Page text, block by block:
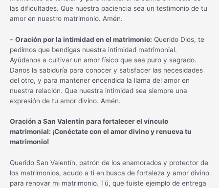
las dificultades. Que nuestra paciencia sea un testimonio de tu
amor en nuestro matrimonio. Amén.
– Oración por la intimidad en el matrimonio: Querido Dios, te
pedimos que bendigas nuestra intimidad matrimonial.
Ayúdanos a cultivar un amor físico que sea puro y sagrado.
Danos la sabiduría para conocer y satisfacer las necesidades
del otro, y para mantener encendida la llama del amor en
nuestra relación. Que nuestra intimidad sea siempre una
expresión de tu amor divino. Amén.
Oración a San Valentín para fortalecer el vínculo
matrimonial: ¡Conéctate con el amor divino y renueva tu
matrimonio!
Querido San Valentín, patrón de los enamorados y protector de
los matrimonios, acudo a ti en busca de fortaleza y amor divino
para renovar mi matrimonio. Tú, que fuiste ejemplo de entrega